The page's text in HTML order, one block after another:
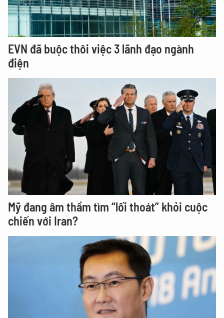
EVN đã buộc thôi việc 3 lãnh đạo ngành
điện
Mỹ đang âm thầm tìm “lối thoát” khỏi cuộc
chiến với Iran?